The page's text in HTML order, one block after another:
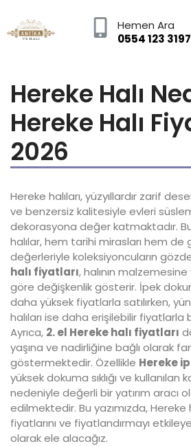
Hemen Ara
0554 123 3197
Hereke Halı
Hereke Halı
2026
Hereke halıları, yüzyıllardır zarif
ve benzersiz kalitesiyle evleri
dekorasyona değer katmaktadır.
halılar, hem tarihi mirasları hem de
değerleriyle koleksiyoncuların
halı fiyatları, halının
göre değişkenlik gösterir. İpek
daha yüksek fiyatlarla satılırken,
halıları ise daha erişilebilir
Ayrıca, 2. el Hereke halı fiyatları
yaşına ve nadirliğine bağlı olarak
göstermektedir. Özellikle Hereke
yüksek dokuma sıklığı ve
nedeniyle değerli bir yatırım aracı
edilmektedir. Bu yazımızda, Hereke
fiyatlarını ve fiyatlandırmayı
olarak ele alacağız.